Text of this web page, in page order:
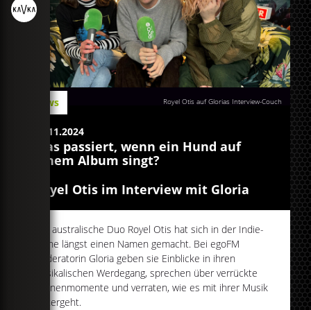
Royel Otis auf Glorias Interview-Couch
News
17.11.2024
Was passiert, wenn ein Hund auf
einem Album singt?
Royel Otis im Interview mit Gloria
Das australische Duo Royel Otis hat sich in der Indie-
Szene längst einen Namen gemacht. Bei egoFM
Moderatorin Gloria geben sie Einblicke in ihren
musikalischen Werdegang, sprechen über verrückte
Bühnenmomente und verraten, wie es mit ihrer Musik
weitergeht.